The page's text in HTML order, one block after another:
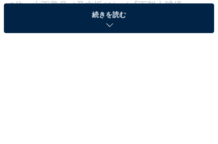
3位：山下美月（乃木坂46）／『下剋上球児』
続きを読む